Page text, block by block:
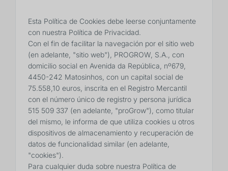
Esta Política de Cookies debe leerse conjuntamente
con nuestra Política de Privacidad.
Con el fin de facilitar la navegación por el sitio web
(en adelante, "sitio web"), PROGROW, S.A., con
domicilio social en Avenida da República, nº679,
4450-242 Matosinhos, con un capital social de
75.558,10 euros, inscrita en el Registro Mercantil
con el número único de registro y persona jurídica
515 509 337 (en adelante, "proGrow"), como titular
del mismo, le informa de que utiliza cookies u otros
dispositivos de almacenamiento y recuperación de
datos de funcionalidad similar (en adelante,
"cookies").
Para cualquier duda sobre nuestra Política de